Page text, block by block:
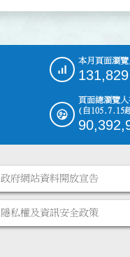
本月頁面瀏覽
131,829
頁面總瀏覽人
(自105.7.15
政府網站資料開放宣告
隱私權及資訊安全政策